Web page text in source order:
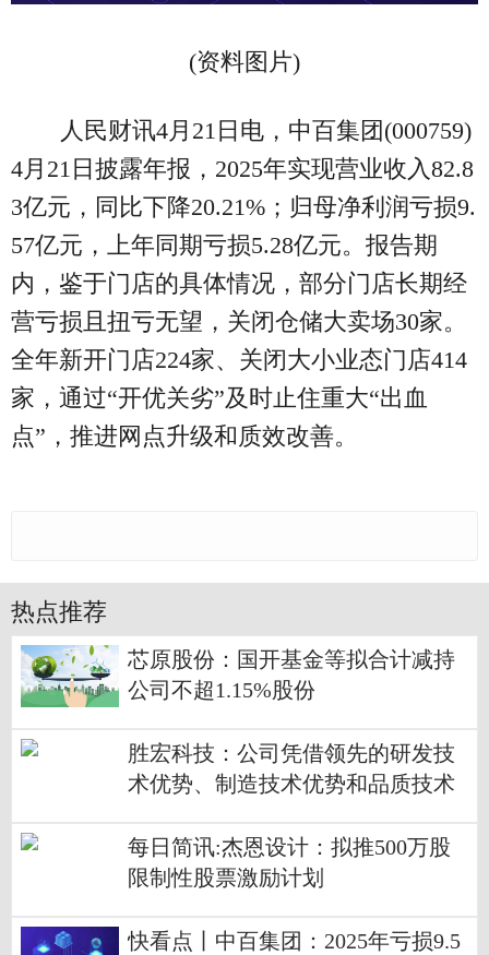
(资料图片)
人民财讯4月21日电，中百集团(000759)
4月21日披露年报，2025年实现营业收入82.8
3亿元，同比下降20.21%；归母净利润亏损9.
57亿元，上年同期亏损5.28亿元。报告期
内，鉴于门店的具体情况，部分门店长期经
营亏损且扭亏无望，关闭仓储大卖场30家。
全年新开门店224家、关闭大小业态门店414
家，通过“开优关劣”及时止住重大“出血
点”，推进网点升级和质效改善。
热点推荐
芯原股份：国开基金等拟合计减持
公司不超1.15%股份
胜宏科技：公司凭借领先的研发技
术优势、制造技术优势和品质技术
深度合作 焦点播报
每日简讯:杰恩设计：拟推500万股
限制性股票激励计划
快看点丨中百集团：2025年亏损9.5